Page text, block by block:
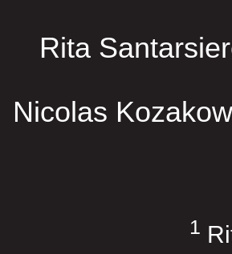
Rita
Nicolas
1